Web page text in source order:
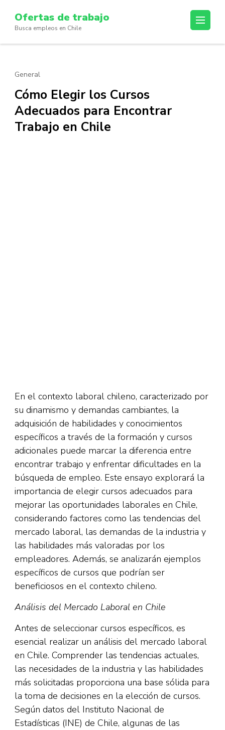
content
(Press
Ofertas de trabajo
Busca empleos en Chile
General
Cómo Elegir los Cursos
Adecuados para Encontrar
Trabajo en Chile
En el contexto laboral chileno, caracterizado por
su dinamismo y demandas cambiantes, la
adquisición de habilidades y conocimientos
específicos a través de la formación y cursos
adicionales puede marcar la diferencia entre
encontrar trabajo y enfrentar dificultades en la
búsqueda de empleo. Este ensayo explorará la
importancia de elegir cursos adecuados para
mejorar las oportunidades laborales en Chile,
considerando factores como las tendencias del
mercado laboral, las demandas de la industria y
las habilidades más valoradas por los
empleadores. Además, se analizarán ejemplos
específicos de cursos que podrían ser
beneficiosos en el contexto chileno.
Análisis del Mercado Laboral en Chile
Antes de seleccionar cursos específicos, es
esencial realizar un análisis del mercado laboral
en Chile. Comprender las tendencias actuales,
las necesidades de la industria y las habilidades
más solicitadas proporciona una base sólida para
la toma de decisiones en la elección de cursos.
Según datos del Instituto Nacional de
Estadísticas (INE) de Chile, algunas de las